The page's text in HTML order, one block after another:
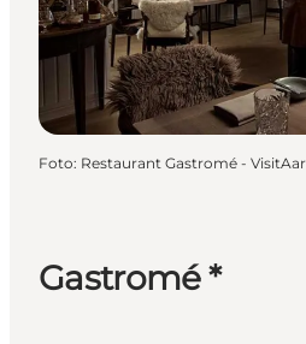
Foto: Restaurant Gastromé -
Gastromé *